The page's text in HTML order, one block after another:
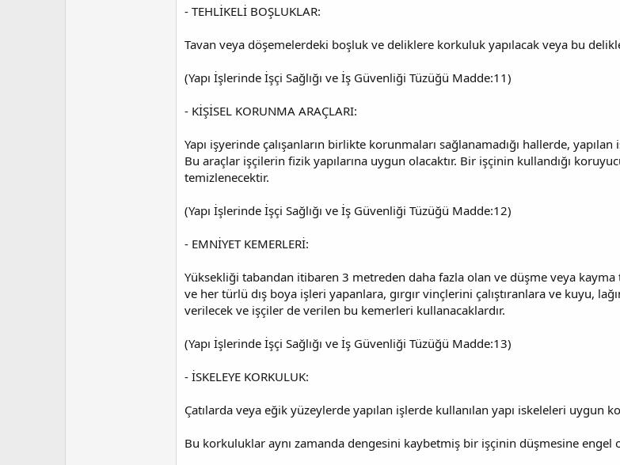
- TEHLİKELİ BOŞLUKLAR:
Tavan veya döşemelerdeki boşluk ve deliklere korkuluk yapılacak veya bu
(Yapı İşlerinde İşçi Sağlığı ve İş Güvenliği Tüzüğü Madde:11)
- KİŞİSEL KORUNMA ARAÇLARI:
Yapı işyerinde çalışanların birlikte korunmaları sağlanamadığı hallerde,
Bu araçlar işçilerin fizik yapılarına uygun olacaktır. Bir işçinin kullandığı
temizlenecektir.
(Yapı İşlerinde İşçi Sağlığı ve İş Güvenliği Tüzüğü Madde:12)
- EMNİYET KEMERLERİ:
Yüksekliği tabandan itibaren 3 metreden daha fazla olan ve düşme veya
ve her türlü dış boya işleri yapanlara, gırgır vinçlerini çalıştıranlara ve kuyu,
verilecek ve işçiler de verilen bu kemerleri kullanacaklardır.
(Yapı İşlerinde İşçi Sağlığı ve İş Güvenliği Tüzüğü Madde:13)
- İSKELEYE KORKULUK:
Çatılarda veya eğik yüzeylerde yapılan işlerde kullanılan yapı iskeleleri uygun
Bu korkuluklar aynı zamanda dengesini kaybetmiş bir işçinin düşmesine engel